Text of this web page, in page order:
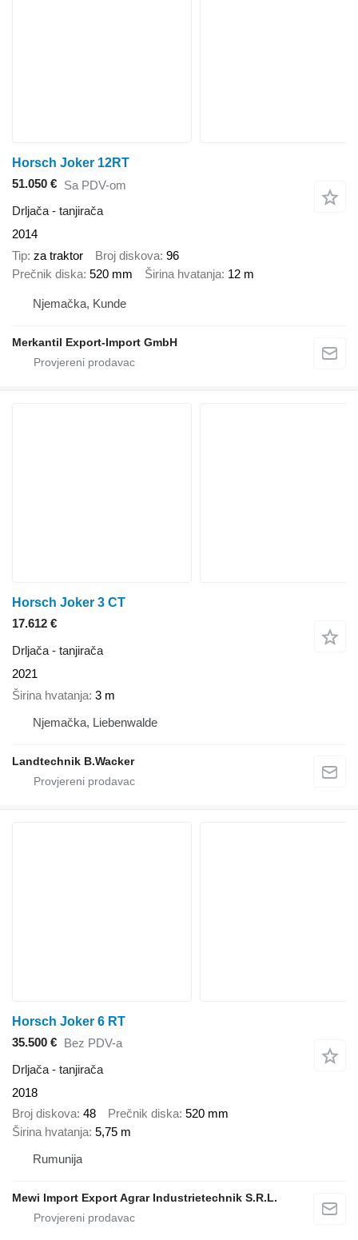
Horsch Joker 12RT
51.050 € Sa PDV-om
Drljača - tanjirača
2014
Tip za traktor Broj diskova 96
Prečnik diska 520 mm Širina hvatanja 12 m
Njemačka, Kunde
Merkantil Export-Import GmbH
Horsch Joker 3 CT
17.612 €
Drljača - tanjirača
2021
Širina hvatanja 3 m
Njemačka, Liebenwalde
Landtechnik B.Wacker
Horsch Joker 6 RT
35.500 € Bez PDV-a
Drljača - tanjirača
2018
Broj diskova 48 Prečnik diska 520 mm
Širina hvatanja 5,75 m
Rumunija
Mewi Import Export Agrar Industrietechnik S.R.L.